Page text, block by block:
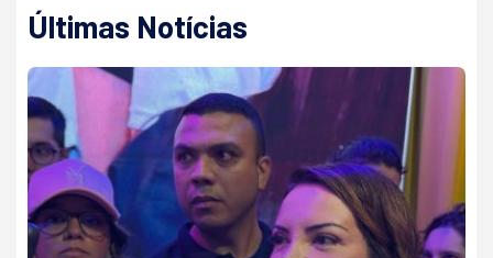
Últimas Notícias